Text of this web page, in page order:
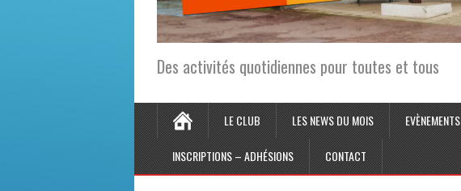
Des activités quotidiennes pour toutes et tous
LE CLUB LES NEWS DU MOIS EVÈNEMENTS
INSCRIPTIONS – ADHÉSIONS CONTACT